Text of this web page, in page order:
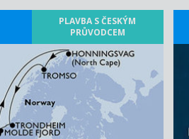
PLAVBA S ČESKÝM
PRŮVODCEM
ZOBRAZIT DETAIL
12.07.2027 – 25.07.2027
62 190 KČ/OS.
(2 570 €)